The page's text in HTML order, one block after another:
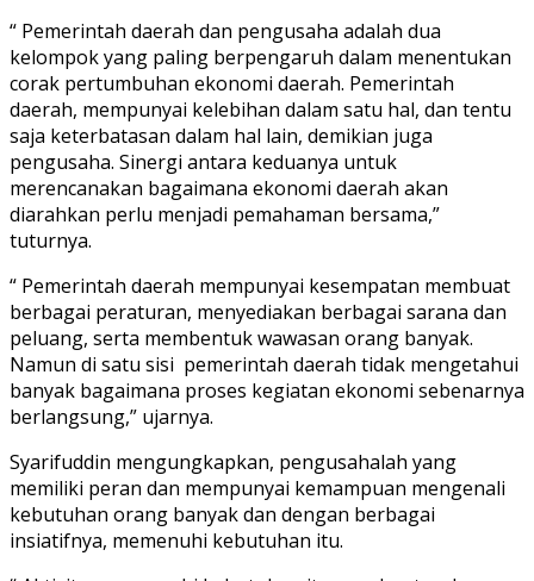
“ Pemerintah daerah dan pengusaha adalah dua
kelompok yang paling berpengaruh dalam menentukan
corak pertumbuhan ekonomi daerah. Pemerintah
daerah, mempunyai kelebihan dalam satu hal, dan tentu
saja keterbatasan dalam hal lain, demikian juga
pengusaha. Sinergi antara keduanya untuk
merencanakan bagaimana ekonomi daerah akan
diarahkan perlu menjadi pemahaman bersama,”
tuturnya.
“ Pemerintah daerah mempunyai kesempatan membuat
berbagai peraturan, menyediakan berbagai sarana dan
peluang, serta membentuk wawasan orang banyak.
Namun di satu sisi pemerintah daerah tidak mengetahui
banyak bagaimana proses kegiatan ekonomi sebenarnya
berlangsung,” ujarnya.
Syarifuddin mengungkapkan, pengusahalah yang
memiliki peran dan mempunyai kemampuan mengenali
kebutuhan orang banyak dan dengan berbagai
insiatifnya, memenuhi kebutuhan itu.